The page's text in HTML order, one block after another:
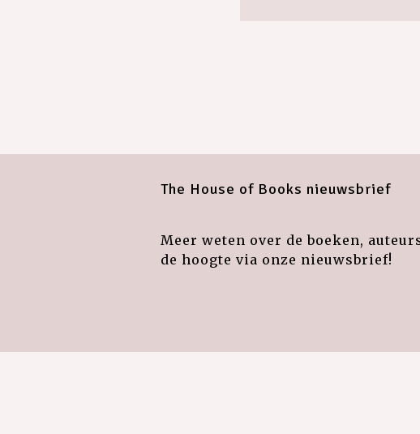
The House of Books nieuwsbrief
Meer weten over de boeken,
de hoogte via onze nieuwsbrief!